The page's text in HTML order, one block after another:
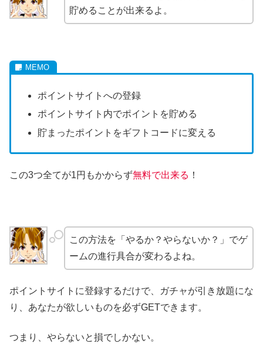
貯めることが出来るよ。
ポイントサイトへの登録
ポイントサイト内でポイントを貯める
貯まったポイントをギフトコードに変える
この3つ全てが1円もかからず無料で出来る ！
この方法を「やるか？やらないか？」でゲ
ームの進行具合が変わるよね。
ポイントサイトに登録するだけで、ガチャが引き放題にな
り、あなたが欲しいものを必ずGETできます。
つまり、やらないと損でしかない。